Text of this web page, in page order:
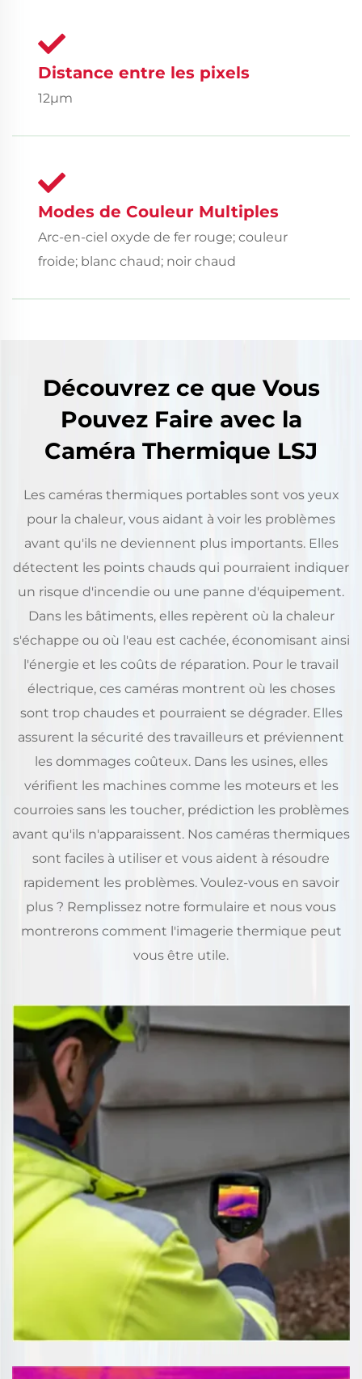
Distance entre les pixels
12μm
Modes de Couleur Multiples
Arc-en-ciel oxyde de fer rouge; couleur
froide; blanc chaud; noir chaud
Découvrez ce que Vous
Pouvez Faire avec la
Caméra Thermique LSJ
Les caméras thermiques portables sont vos yeux
pour la chaleur, vous aidant à voir les problèmes
avant qu'ils ne deviennent plus importants. Elles
détectent les points chauds qui pourraient indiquer
un risque d'incendie ou une panne d'équipement.
Dans les bâtiments, elles repèrent où la chaleur
s'échappe ou où l'eau est cachée, économisant ainsi
l'énergie et les coûts de réparation. Pour le travail
électrique, ces caméras montrent où les choses
sont trop chaudes et pourraient se dégrader. Elles
assurent la sécurité des travailleurs et préviennent
les dommages coûteux. Dans les usines, elles
vérifient les machines comme les moteurs et les
courroies sans les toucher, prédiction les problèmes
avant qu'ils n'apparaissent. Nos caméras thermiques
sont faciles à utiliser et vous aident à résoudre
rapidement les problèmes. Voulez-vous en savoir
plus ? Remplissez notre formulaire et nous vous
montrerons comment l'imagerie thermique peut
vous être utile.